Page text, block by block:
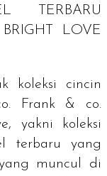
TERBARU
BRIGHT LOVE
koleksi cincin
Frank & co.
, yakni koleksi
terbaru yang
muncul di